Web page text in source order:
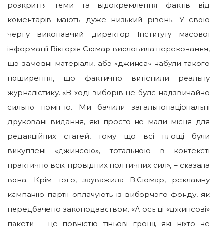
розкриття теми та відокремлення фактів від
коментарів мають дуже низький рівень. У свою
чергу виконавчий директор Інституту масової
інформації Вікторія Сюмар висловила переконання,
що замовні матеріали, або «джинса» набули такого
поширення, що фактично витіснили реальну
журналістику. «В ході виборів це було надзвичайно
сильно помітно. Ми бачили загальнонаціональні
друковані видання, які просто не мали місця для
редакційних статей, тому що всі площі були
викуплені «джинсою», тотальною в контексті
практично всіх провідних політичних сил», – сказала
вона. Крім того, зауважила В.Сюмар, рекламну
кампанію партії оплачують із виборчого фонду, як
передбачено законодавством. «А ось ці «джинсові»
пакети – це повністю тіньові гроші, які ніхто не